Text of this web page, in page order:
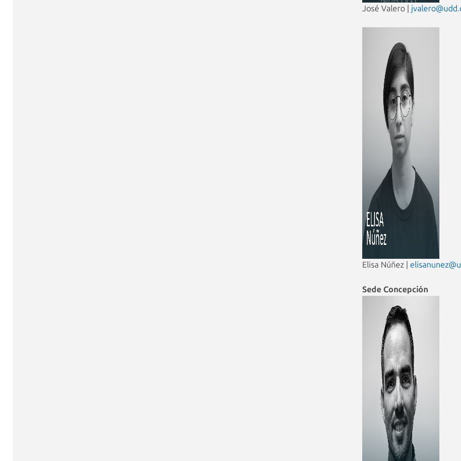
José Valero |
Elisa Núñez |
Sede Concepción